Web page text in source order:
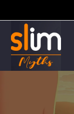
to
content